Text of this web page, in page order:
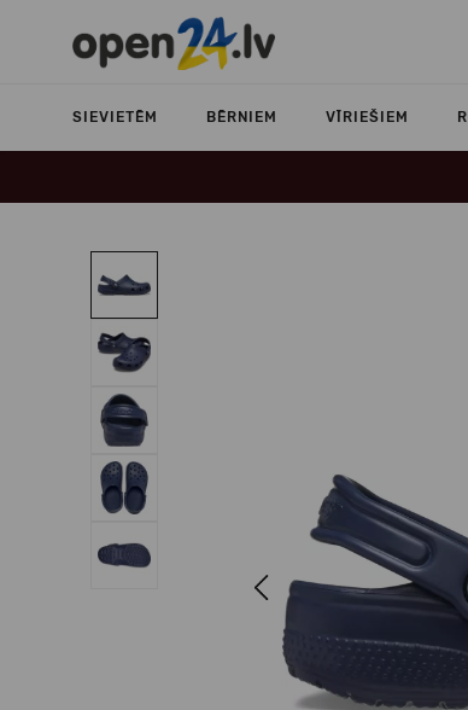
SIEVIETĒM BĒRNIEM VĪRIEŠIEM
Previous